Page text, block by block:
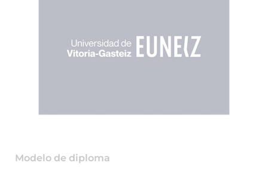
Modelo de diploma